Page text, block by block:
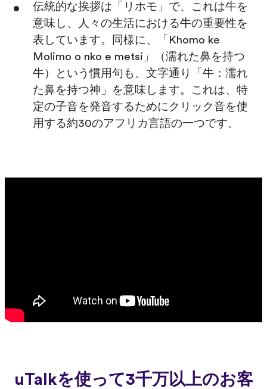
伝統的な挨拶は「リホモ」で、これは牛を
意味し、人々の生活における牛の重要性を
表しています。同様に、「Khomo ke
Molimo o nko e metsi」（濡れた鼻を持つ
牛）という慣用句も、文字通り「牛：濡れ
た鼻を持つ神」を意味します。これは、特
定の子音を発音するためにクリック音を使
用する約30のアフリカ言語の一つです。
uTalkを使って3千万以上のお客